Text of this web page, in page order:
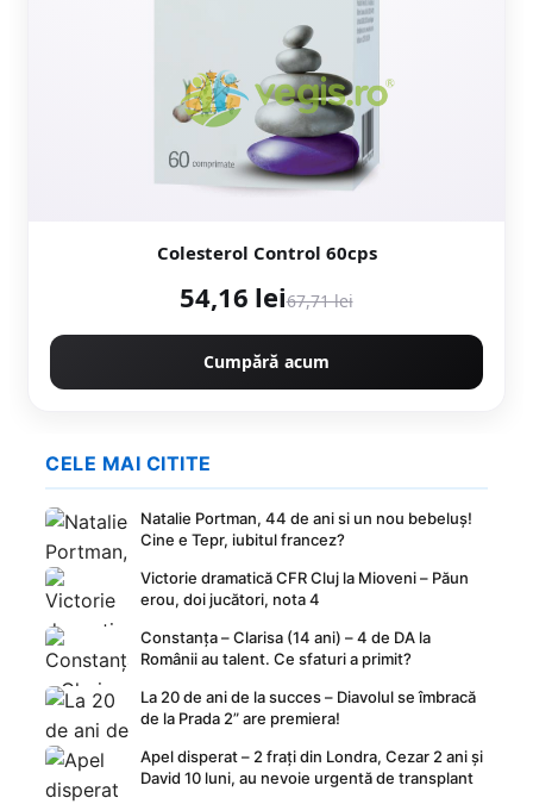
Colesterol Control 60cps
54,16 lei67,71 lei
Cumpără acum
CELE MAI CITITE
Natalie Portman, 44 de ani si un nou bebeluș!
Cine e Tepr, iubitul francez?
Victorie dramatică CFR Cluj la Mioveni – Păun
erou, doi jucători, nota 4
Constanța – Clarisa (14 ani) – 4 de DA la
Românii au talent. Ce sfaturi a primit?
La 20 de ani de la succes – Diavolul se îmbracă
de la Prada 2” are premiera!
Apel disperat – 2 frați din Londra, Cezar 2 ani și
David 10 luni, au nevoie urgentă de transplant